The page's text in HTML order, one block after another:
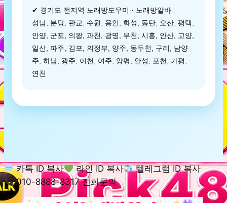
✔ 경기도 전지역 노래방도우미 · 노래방알바
성남, 분당, 판교, 수원, 용인, 화성, 동탄, 오산, 평택,
안양, 군포, 의왕, 과천, 광명, 부천, 시흥, 안산, 고양,
일산, 파주, 김포, 의정부, 양주, 동두천, 구리, 남양
주, 하남, 광주, 이천, 여주, 양평, 안성, 포천, 가평,
연천
카톡 ID 복사 라인 ID 복사
텔레그램 ID 복사
010-8888-8317 전화문의